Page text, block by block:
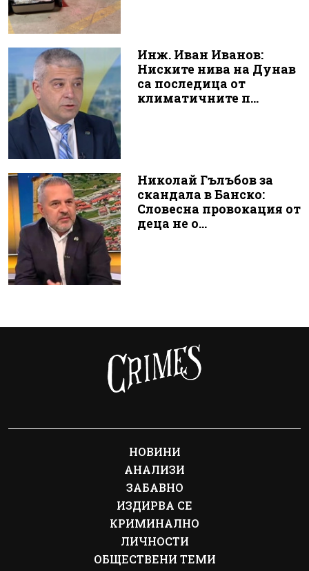
Инж. Иван Иванов:
Ниските нива на Дунав
са последица от
климатичните п...
Николай Гълъбов за
скандала в Банско:
Словесна провокация от
деца не о...
НОВИНИ
АНАЛИЗИ
ЗАБАВНО
ИЗДИРВА СЕ
КРИМИНАЛНО
ЛИЧНОСТИ
ОБЩЕСТВЕНИ ТЕМИ